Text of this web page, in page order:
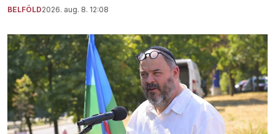
BELFÖLD2026. aug. 8. 12:08